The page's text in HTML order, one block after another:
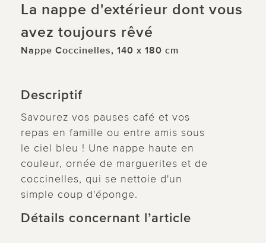
La nappe d'extérieur dont vous
avez toujours rêvé
Nappe Coccinelles, 140 x 180 cm
Descriptif
Savourez vos pauses café et vos
repas en famille ou entre amis sous
le ciel bleu ! Une nappe haute en
couleur, ornée de marguerites et de
coccinelles, qui se nettoie d'un
simple coup d'éponge.
Détails concernant l’article